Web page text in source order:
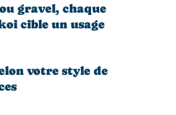
gravel, chaque
cible un usage
votre style de